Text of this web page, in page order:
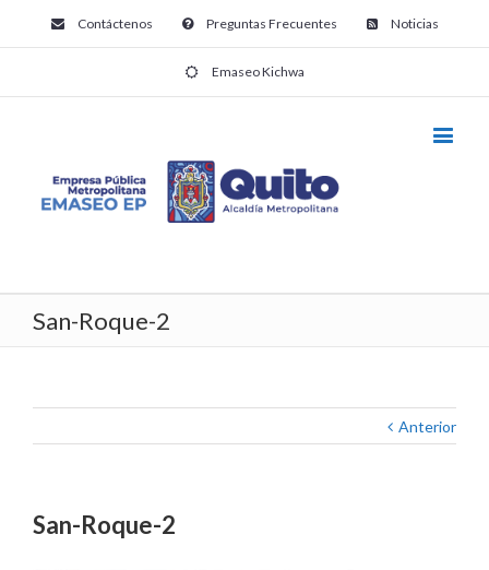
Contáctenos Preguntas Frecuentes Noticias
Emaseo Kichwa
San-Roque-2
Anterior
San-Roque-2